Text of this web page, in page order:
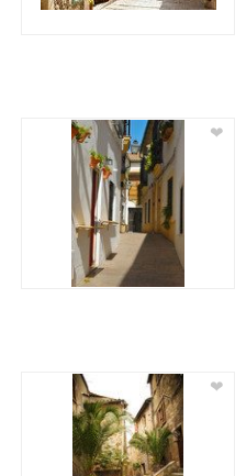
❤
❤